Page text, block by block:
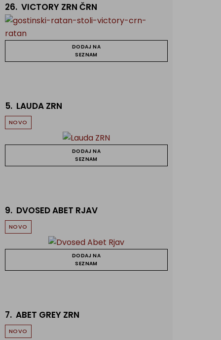
26. VICTORY ZRN ČRN
DODAJ NA
SEZNAM
5. LAUDA ZRN
NOVO
DODAJ NA
SEZNAM
9. DVOSED ABET RJAV
NOVO
DODAJ NA
SEZNAM
7. ABET GREY ZRN
NOVO